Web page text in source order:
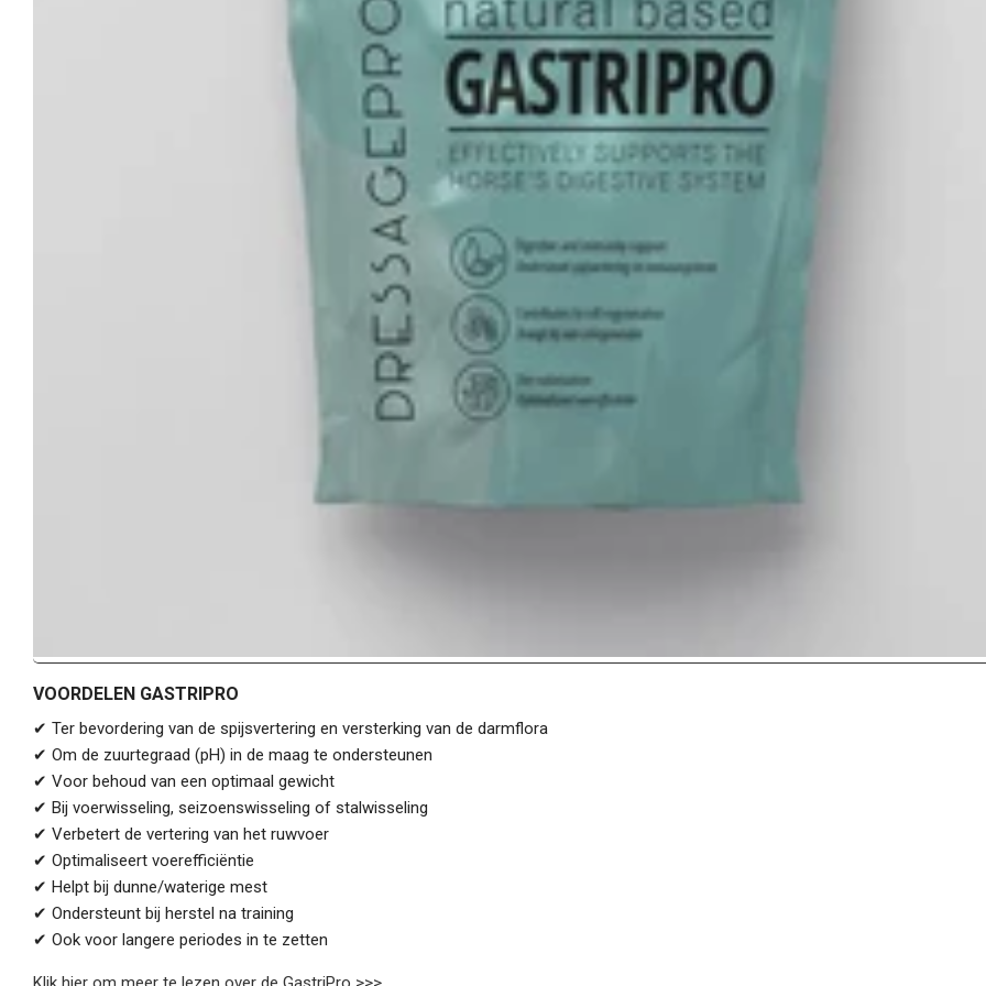
VOORDELEN GASTRIPRO
✔ Ter bevordering van de spijsvertering en versterking van de darmflora
✔ Om de zuurtegraad (pH) in de maag te ondersteunen
✔ Voor behoud van een optimaal gewicht
✔ Bij voerwisseling, seizoenswisseling of stalwisseling
✔ Verbetert de vertering van het ruwvoer
✔ Optimaliseert voerefficiëntie
✔ Helpt bij dunne/waterige mest
✔ Ondersteunt bij herstel na training
✔ Ook voor langere periodes in te zetten